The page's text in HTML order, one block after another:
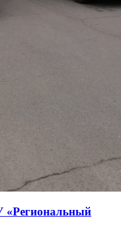
«Региональный